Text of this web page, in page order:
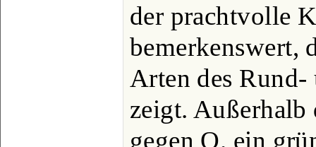
der prachtvolle
bemerkenswert,
Arten des
zeigt. Außerhalb
gegen O. ein